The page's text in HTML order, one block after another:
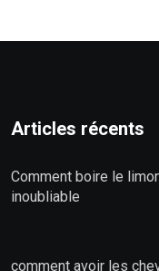
Articles récents
Comment boire le
inoubliable
comment avoir les